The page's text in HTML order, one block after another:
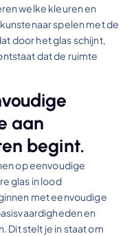
welke kleuren en
spelen met de
door het glas schijnt,
dat de ruimte
aan
begint.
op eenvoudige
glas in lood
met eenvoudige
en
Dit stelt je in staat om